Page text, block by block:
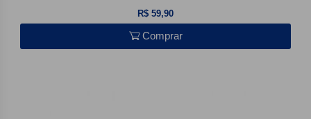
R$ 59,90
Comprar